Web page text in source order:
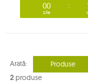
00
zile
Arată: Produse
2 produse